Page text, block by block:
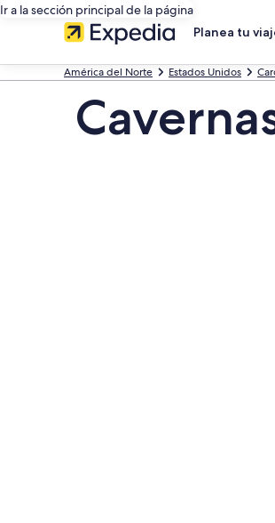
Ir a la sección principal de la página
Planea tu
América del Norte Estados Unidos